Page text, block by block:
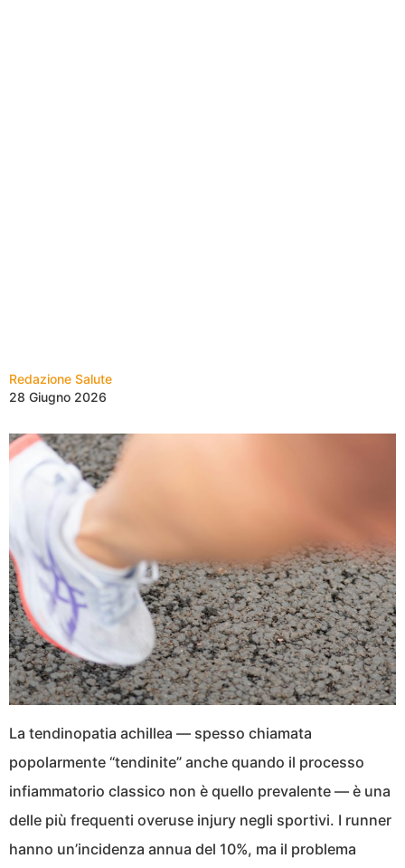
Redazione Salute
28 Giugno 2026
La tendinopatia achillea — spesso chiamata
popolarmente “tendinite” anche quando il processo
infiammatorio classico non è quello prevalente — è una
delle più frequenti overuse injury negli sportivi. I runner
hanno un’incidenza annua del 10%, ma il problema